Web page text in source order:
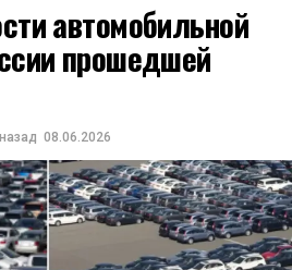
автомобильной
прошедшей
08.06.2026